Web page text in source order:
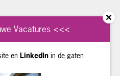
Vacatures <<<
en LinkedInin de gaten